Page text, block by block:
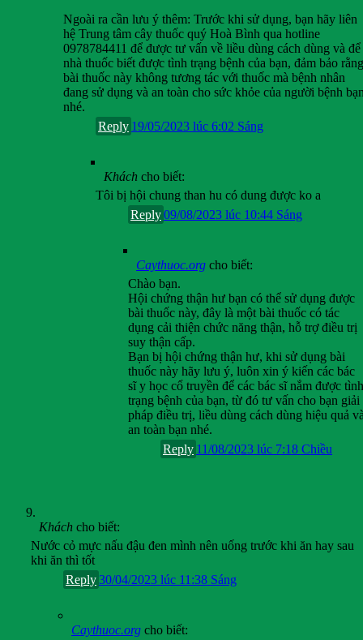
Ngoài ra cần lưu ý thêm: Trước khi sử dụng, bạn hãy liên
hệ Trung tâm cây thuốc quý Hoà Bình qua hotline
0978784411 để được tư vấn về liều dùng cách dùng và để
nhà thuốc biết được tình trạng bệnh của bạn, đảm bảo rằng
bài thuốc này không tương tác với thuốc mà bệnh nhân
đang sử dụng và an toàn cho sức khỏe của người bệnh
nhé.
19/05/2023 lúc 6:02 Sáng
Reply
Khách cho biết:
Tôi bị hội chung than hu có dung được ko a
09/08/2023 lúc 10:44 Sáng
Reply
Caythuoc.org cho biết:
Chào bạn.
Hội chứng thận hư bạn có thể sử dụng được
bài thuốc này, đây là một bài thuốc có tác
dụng cải thiện chức năng thận, hỗ trợ điều trị
suy thận cấp.
Bạn bị hội chứng thận hư, khi sử dụng bài
thuốc này hãy lưu ý, luôn xin ý kiến các bác
sĩ y học cổ truyền để các bác sĩ nắm được tình
trạng bệnh của bạn, từ đó tư vấn cho bạn giải
pháp điều trị, liều dùng cách dùng hiệu quả
an toàn bạn nhé.
11/08/2023 lúc 7:18 Chiều
Reply
Khách cho biết:
Nước cỏ mực nấu đậu đen mình nên uống trước khi ăn hay sau
khi ăn thì tốt
30/04/2023 lúc 11:38 Sáng
Reply
Caythuoc.org cho biết: